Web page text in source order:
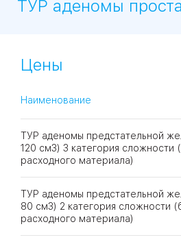
12
Теплый Стан
ТУР аденомы
Цены
Наименование
ТУР аденомы предстательной
120 см3) 3 категория сложности
расходного материала)
ТУР аденомы предстательной
80 см3) 2 категория сложности
расходного материала)